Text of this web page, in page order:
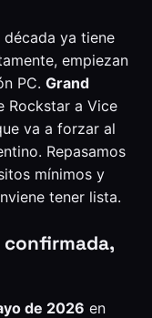
ya tiene
empiezan
PC. Grand
Rockstar a Vice
va a forzar al
Repasamos
mínimos y
tener lista.
confirmada,
de 2026 en